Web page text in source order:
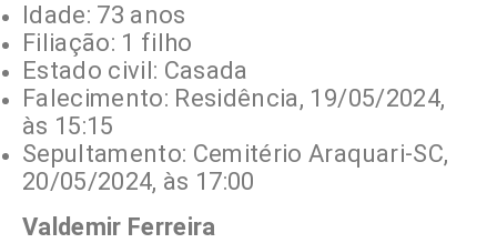
Idade: 73 anos
Filiação: 1 filho
Estado civil: Casada
Falecimento: Residência, 19/05/2024,
às 15:15
Sepultamento: Cemitério Araquari-SC,
20/05/2024, às 17:00
Valdemir Ferreira